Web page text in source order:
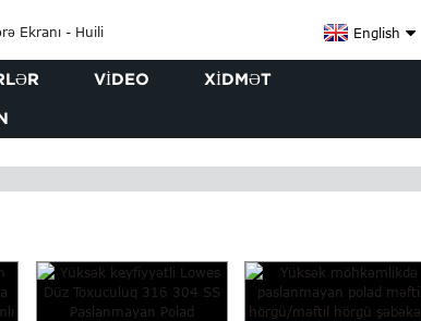
English
VIDEO XIDMƏT